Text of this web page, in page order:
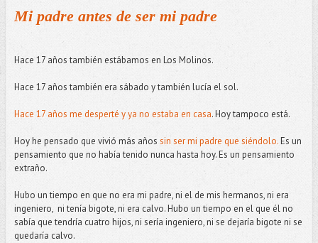
Mi padre antes de ser mi padre
Hace 17 años también estábamos en Los Molinos.
Hace 17 años también era sábado y también lucía el sol.
Hace 17 años me desperté y ya no estaba en casa. Hoy tampoco está.
Hoy he pensado que vivió más años sin ser mi padre que siéndolo.Es un
pensamiento que no había tenido nunca hasta hoy. Es un pensamiento
extraño.
Hubo un tiempo en que no era mi padre, ni el de mis hermanos, ni era
ingeniero, ni tenía bigote, ni era calvo. Hubo un tiempo en el que él no
sabía que tendría cuatro hijos, ni sería ingeniero, ni se dejaría bigote ni se
quedaría calvo.